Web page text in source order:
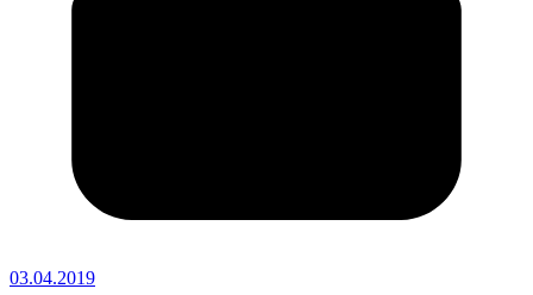
03.04.2019